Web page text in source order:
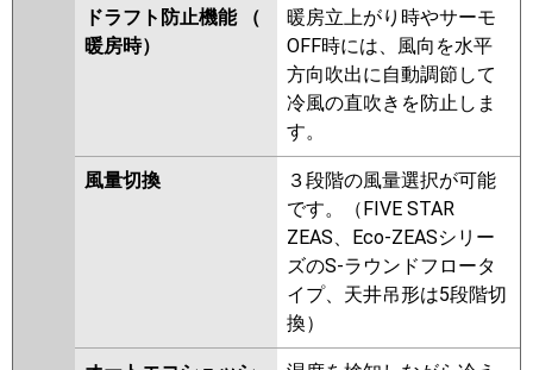
ドラフト防止機能 （
暖房時）
暖房立上がり時やサーモ
OFF時には、風向を水平
方向吹出に自動調節して
冷風の直吹きを防止しま
す。
風量切換
３段階の風量選択が可能
です。（FIVE STAR
ZEAS、Eco-ZEASシリー
ズのS-ラウンドフロータ
イプ、天井吊形は5段階切
換）